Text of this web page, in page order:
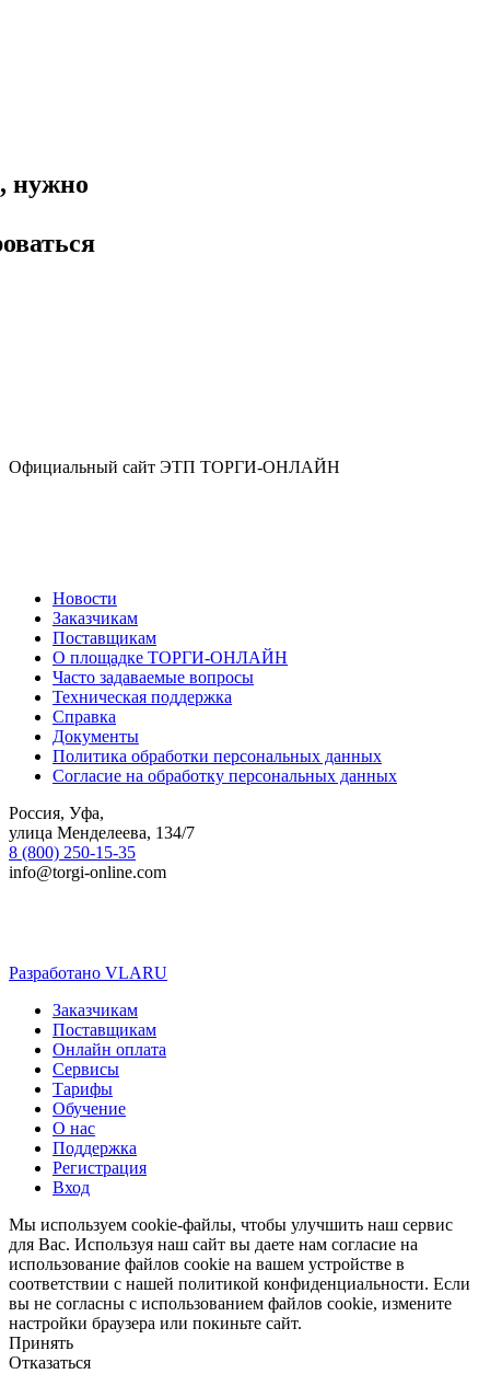
нужно
Официальный сайт ЭТП ТОРГИ-ОНЛАЙН
Новости
Заказчикам
Поставщикам
О площадке ТОРГИ-ОНЛАЙН
Часто задаваемые вопросы
Техническая поддержка
Справка
Документы
Политика обработки персональных данных
Согласие на обработку персональных данных
Россия, Уфа,
улица Менделеева, 134/7
8 (800) 250-15-35
info@torgi-online.com
Разработано VLARU
Close
Menu
Заказчикам
Поставщикам
Онлайн оплата
Сервисы
Тарифы
Обучение
О нас
Поддержка
Регистрация
Вход
Мы используем cookie-файлы, чтобы улучшить наш сервис
для Вас. Используя наш сайт вы даете нам согласие на
использование файлов cookie на вашем устройстве в
соответствии с нашей политикой конфиденциальности. Если
вы не согласны с использованием файлов cookie, измените
настройки браузера или покиньте сайт.
Принять
Отказаться